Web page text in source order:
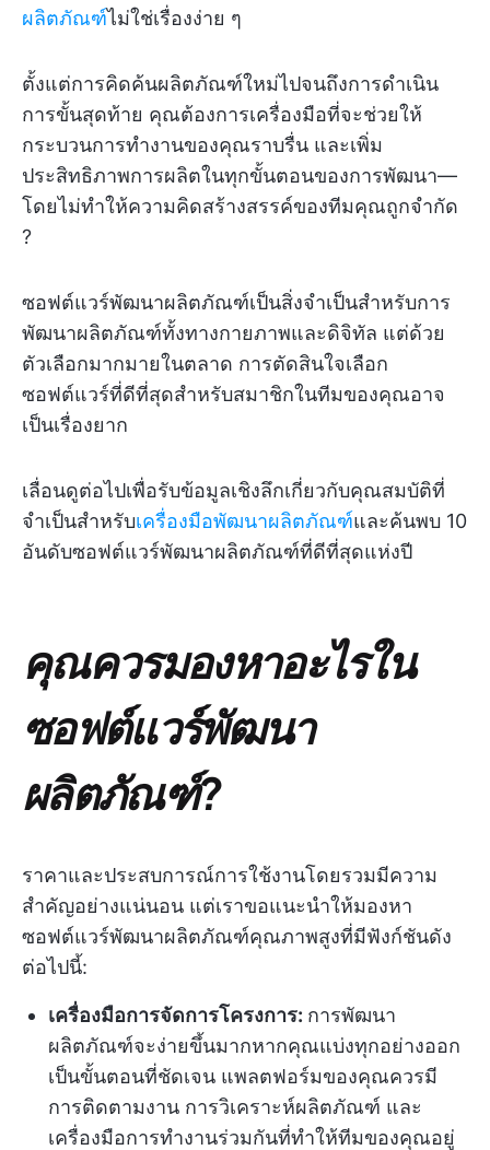
ผลิตภัณฑ์ไม่ใช่เรื่องง่าย ๆ
ตั้งแต่การคิดค้นผลิตภัณฑ์ใหม่ไปจนถึงการดำเนิน
การขั้นสุดท้าย คุณต้องการเครื่องมือที่จะช่วยให้
กระบวนการทำงานของคุณราบรื่น และเพิ่ม
ประสิทธิภาพการผลิตในทุกขั้นตอนของการพัฒนา—
โดยไม่ทำให้ความคิดสร้างสรรค์ของทีมคุณถูกจำกัด
?
ซอฟต์แวร์พัฒนาผลิตภัณฑ์เป็นสิ่งจำเป็นสำหรับการ
พัฒนาผลิตภัณฑ์ทั้งทางกายภาพและดิจิทัล แต่ด้วย
ตัวเลือกมากมายในตลาด การตัดสินใจเลือก
ซอฟต์แวร์ที่ดีที่สุดสำหรับสมาชิกในทีมของคุณอาจ
เป็นเรื่องยาก
เลื่อนดูต่อไปเพื่อรับข้อมูลเชิงลึกเกี่ยวกับคุณสมบัติที่
จำเป็นสำหรับเครื่องมือพัฒนาผลิตภัณฑ์และค้นพบ 10
อันดับซอฟต์แวร์พัฒนาผลิตภัณฑ์ที่ดีที่สุดแห่งปี
คุณควรมองหาอะไรใน
ซอฟต์แวร์พัฒนา
ผลิตภัณฑ์?
ราคาและประสบการณ์การใช้งานโดยรวมมีความ
สำคัญอย่างแน่นอน แต่เราขอแนะนำให้มองหา
ซอฟต์แวร์พัฒนาผลิตภัณฑ์คุณภาพสูงที่มีฟังก์ชันดัง
ต่อไปนี้:
เครื่องมือการจัดการโครงการ: การพัฒนา
ผลิตภัณฑ์จะง่ายขึ้นมากหากคุณแบ่งทุกอย่างออก
เป็นขั้นตอนที่ชัดเจน แพลตฟอร์มของคุณควรมี
การติดตามงาน การวิเคราะห์ผลิตภัณฑ์ และ
เครื่องมือการทำงานร่วมกันที่ทำให้ทีมของคุณอยู่